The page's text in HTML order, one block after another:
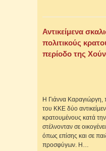
Αντικείμενα
πολιτικούς
περίοδο της
Η Γιάννα Καραγιώργη,
του ΚΚΕ δύο
κρατουμένους κατά
στέλνονταν σε
όπως επίσης και σε
προσφύγων. Η…